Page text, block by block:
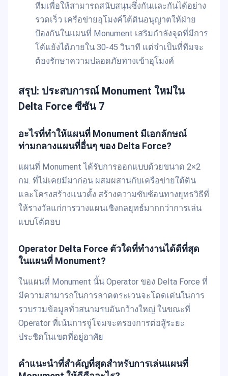
ทีมเพื่อให้สามารถสนับสนุนซึ่งกันและกันได้อย่าง
รวดเร็ว เครือข่ายอุโมงค์ใต้ดินอนุญาตให้ฝ่าย
ป้องกันในแผนที่ Monument เสริมกำลังจุดที่มีการ
โต้แย้งได้ภายใน 30-45 วินาที แต่จำเป็นที่ทีมจะ
ต้องรักษาความปลอดภัยทางเข้าอุโมงค์
สรุป: ประสบการณ์ Monument ใหม่ใน
Delta Force ซีซัน 7
อะไรที่ทำให้แผนที่ Monument มีเอกลักษณ์
ท่ามกลางแผนที่อื่นๆ ของ Delta Force?
แผนที่ Monument ได้รับการออกแบบด้วยขนาด 2×2
กม. ที่ไม่เคยมีมาก่อน ผสมผสานกับเครือข่ายใต้ดิน
และโครงสร้างแนวตั้ง สร้างความซับซ้อนทางยุทธวิธีที่
ให้รางวัลแก่การวางแผนเชิงกลยุทธ์มากกว่าการเล่น
แบบโต้ตอบ
Operator Delta Force ตัวใดที่ทำงานได้ดีที่สุด
ในแผนที่ Monument?
ในแผนที่ Monument นั้น Operator ของ Delta Force ที่
มีความสามารถในการลาดตระเวนจะโดดเด่นในการ
รวบรวมข้อมูลทั่วสนามรบอันกว้างใหญ่ ในขณะที่
Operator ที่เน้นการจู่โจมจะครองการต่อสู้ระยะ
ประชิดในเขตที่อยู่อาศัย
คำแนะนำที่สำคัญที่สุดสำหรับการเล่นแผนที่